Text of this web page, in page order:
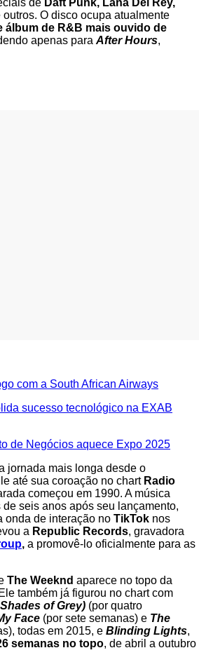
de Daft Punk, Lana Del Rey,
outros. O disco ocupa atualmente
álbum de R&B mais ouvido de
apenas para After Hours,
com a South African Airways
sucesso tecnológico na EXAB
de Negócios aquece Expo 2025
jornada mais longa desde o
até sua coroação no chart Radio
começou em 1990. A música
de seis anos após seu lançamento,
onda de interação no TikTok nos
a Republic Records, gravadora
, a promovê-lo oficialmente para as
The Weeknd aparece no topo da
também já figurou no chart com
of Grey) (por quatro
Face (por sete semanas) e The
todas em 2015, e Blinding Lights,
semanas no topo, de abril a outubro